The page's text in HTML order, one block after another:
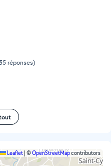
réponses)
Leaflet ©OpenStreetMapcontributors